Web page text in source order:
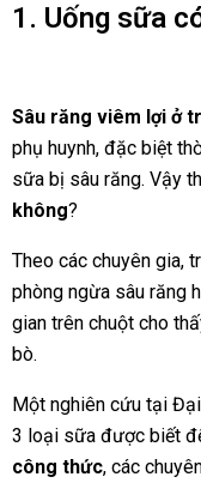
1. Uống sữa
Sâu răng viêm lợi ở
phụ huynh, đặc biệt
sữa bị sâu răng. Vậy
không?
Theo các chuyên gia,
phòng ngừa sâu răng
gian trên chuột cho
bò.
Một nghiên cứu tại
3 loại sữa được biết
công thức, các